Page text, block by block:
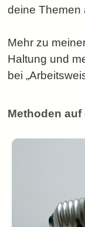
deine Themen
Mehr zu
Haltung und
bei
Methoden